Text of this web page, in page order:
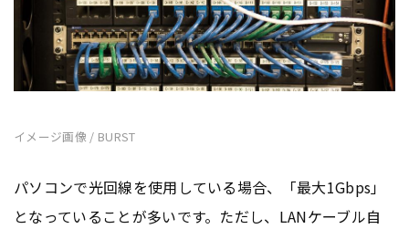
イメージ画像 / BURST
パソコンで光回線を使用している場合、「最大1Gbps」
となっていることが多いです。ただし、LANケーブル自